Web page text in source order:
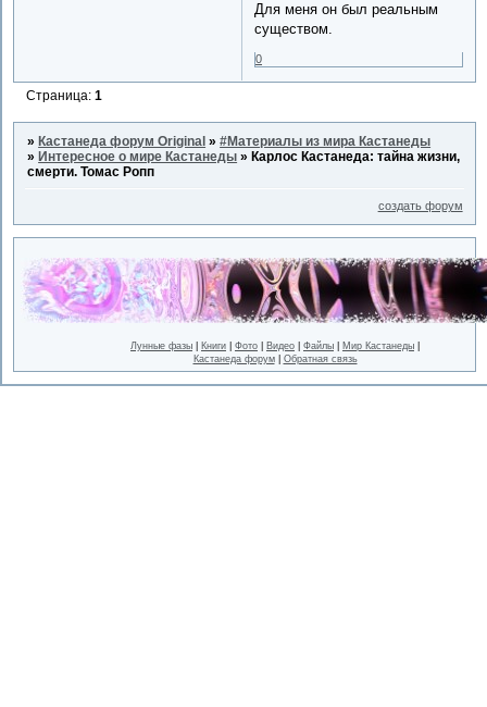
Для меня он был реальным
существом.
0
Страница:1
»Кастанеда форум Original »#Материалы из мира Кастанеды
»Интересное о мире Кастанеды »Карлос Кастанеда: тайна жизни,
смерти. Томас Ропп
создать форум
Лунные фазы Книги Фото Видео Файлы Мир Кастанеды
Кастанеда форум| Обратная связь